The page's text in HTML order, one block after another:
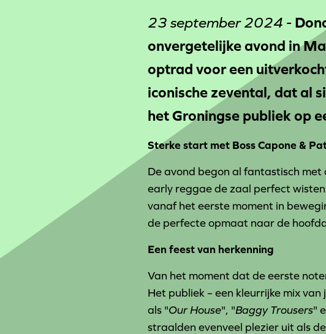
23 september 2024 -
onvergetelijke avond in
optrad voor een
iconische zevental, dat al
het Groningse publiek op
Sterke start met Boss Capone &
De avond begon al fantastisch
early reggae de zaal perfect
vanaf het eerste moment in
de perfecte opmaat naar de
Een feest van herkenning
Van het moment dat de eerste
Het publiek – een kleurrijke mix
als "Our House", "Baggy Trousers"
straalden evenveel plezier uit als